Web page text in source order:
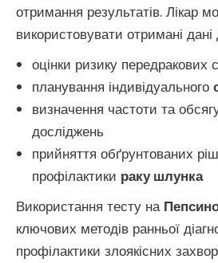
отримання результатів. Лікар
використовувати отримані дані
оцінки ризику передракових
планування індивідуального
визначення частоти та
досліджень
прийняття обґрунтованих
профілактики раку шлунка
Використання тесту на
ключових методів ранньої
профілактики злоякісних